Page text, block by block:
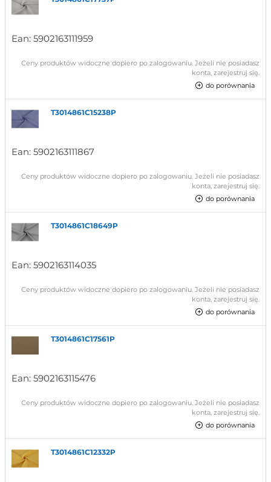
Ean: 5902163111959
Ceny produktów widoczne dopiero po zalogowaniu. Jeżeli nie posiadasz
konta, zarejestruj się.
do porównania
T3014861C15238P
Ean: 5902163111867
Ceny produktów widoczne dopiero po zalogowaniu. Jeżeli nie posiadasz
konta, zarejestruj się.
do porównania
T3014861C18649P
Ean: 5902163114035
Ceny produktów widoczne dopiero po zalogowaniu. Jeżeli nie posiadasz
konta, zarejestruj się.
do porównania
T3014861C17561P
Ean: 5902163115476
Ceny produktów widoczne dopiero po zalogowaniu. Jeżeli nie posiadasz
konta, zarejestruj się.
do porównania
T3014861C12332P